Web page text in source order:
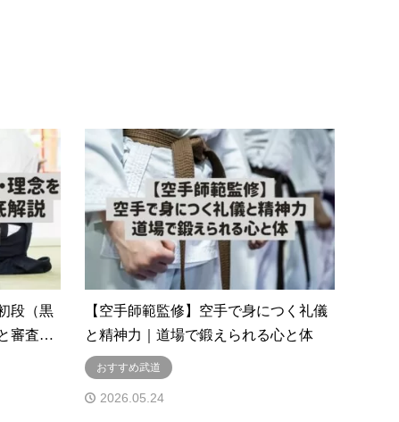
段（黒
審査…
【空手師範監修】空手で身につく礼儀
と精神力｜道場で鍛えられる心と体
おすすめ武道
2026.05.24